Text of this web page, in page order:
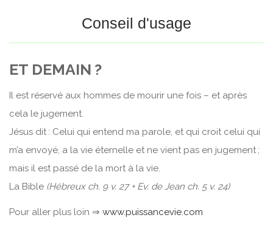
Conseil d'usage
ET DEMAIN ?
Il est réservé aux hommes de mourir une fois – et après
cela le jugement.
Jésus dit : Celui qui entend ma parole, et qui croit celui qui
m’a envoyé, a la vie éternelle et ne vient pas en jugement ;
mais il est passé de la mort à la vie.
La Bible (Hébreux ch. 9 v. 27 + Ev. de Jean ch. 5 v. 24)
Pour aller plus loin ⇒ www.puissancevie.com